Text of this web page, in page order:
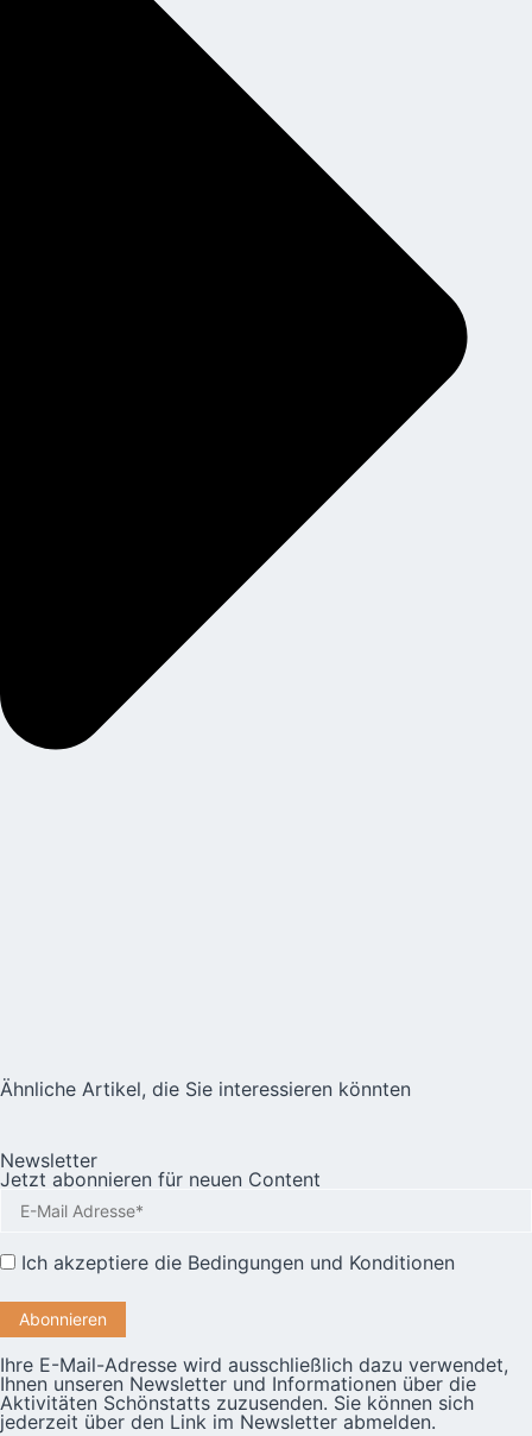
Ähnliche Artikel, die Sie interessieren könnten
Newsletter
Jetzt abonnieren für neuen Content
Ich akzeptiere die Bedingungen und Konditionen
Ihre E-Mail-Adresse wird ausschließlich dazu verwendet,
Ihnen unseren Newsletter und Informationen über die
Aktivitäten Schönstatts zuzusenden. Sie können sich
jederzeit über den Link im Newsletter abmelden.